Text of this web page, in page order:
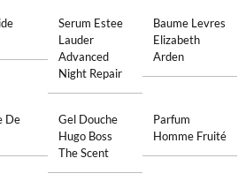
Serum Estee
Lauder
Advanced
Night Repair
Baume Levres
Elizabeth
Arden
De
Gel Douche
Hugo Boss
The Scent
Parfum
Homme Fruité